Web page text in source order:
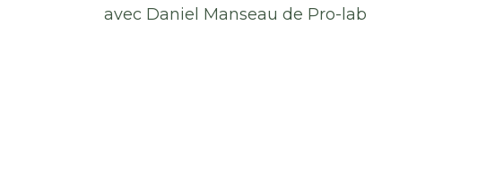
avec Daniel Manseau de Pro-lab